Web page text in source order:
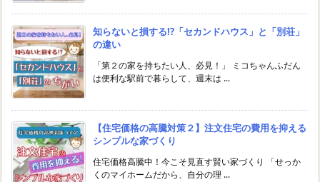
知らないと損する!?「セカンドハウス」と「別荘」
の違い
「第２の家を持ちたい人、必見！」 ミコちゃんふだん
は便利な駅前で暮らして、週末は ...
【住宅価格の高騰対策２】注文住宅の費用を抑える
シンプルな家づくり
住宅価格高騰中！今こそ見直す賢い家づくり 「せっか
くのマイホームだから、自分の理 ...